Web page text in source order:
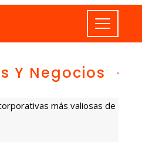
Y Negocios